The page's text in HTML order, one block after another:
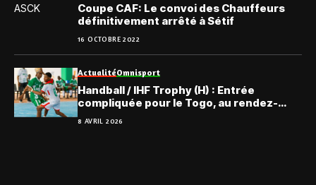
Coupe CAF: Le convoi des Chauffeurs
définitivement arrêté à Sétif
16 OCTOBRE 2022
ActualitéOmnisport
Handball / IHF Trophy (H) : Entrée
compliquée pour le Togo, au rendez-
8 AVRIL 2026